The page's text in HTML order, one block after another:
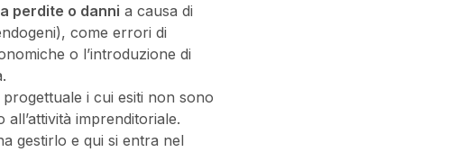
perdite o danni a causa di
come errori di
o l’introduzione di
.
i cui esiti non sono
imprenditoriale.
gestirlo e qui si entra nel